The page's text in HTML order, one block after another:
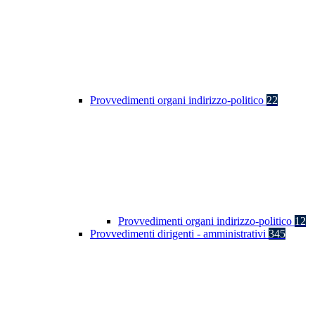
Provvedimenti organi indirizzo-politico 22
Provvedimenti organi indirizzo-politico 12
Provvedimenti dirigenti - amministrativi 345